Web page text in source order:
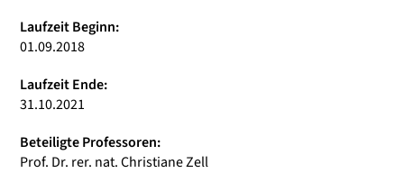
Laufzeit Beginn:
01.09.2018
Laufzeit Ende:
31.10.2021
Beteiligte Professoren:
Prof. Dr. rer. nat. Christiane Zell